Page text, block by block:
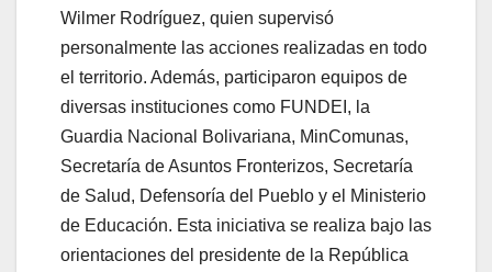
Wilmer Rodríguez, quien supervisó
personalmente las acciones realizadas en todo
el territorio. Además, participaron equipos de
diversas instituciones como FUNDEI, la
Guardia Nacional Bolivariana, MinComunas,
Secretaría de Asuntos Fronterizos, Secretaría
de Salud, Defensoría del Pueblo y el Ministerio
de Educación. Esta iniciativa se realiza bajo las
orientaciones del presidente de la República